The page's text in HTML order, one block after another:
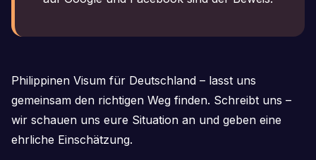
Philippinen Visum für Deutschland – lasst uns
gemeinsam den richtigen Weg finden. Schreibt uns –
wir schauen uns eure Situation an und geben eine
ehrliche Einschätzung.